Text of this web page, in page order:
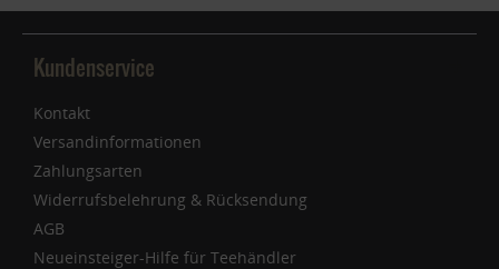
Kundenservice
Kontakt
Versandinformationen
Zahlungsarten
Widerrufsbelehrung & Rücksendung
AGB
Neueinsteiger-Hilfe für Teehändler